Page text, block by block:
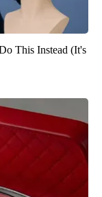
This Instead (It's